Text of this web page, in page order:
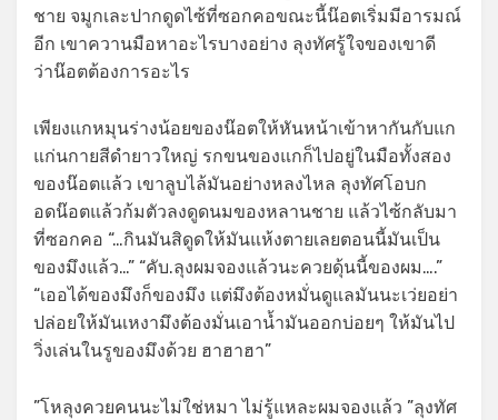
ชาย จมูกเละปากดูดไซ้ที่ซอกคอขณะนี้น๊อตเริ่มมีอารมณ์
อีก เขาควานมือหาอะไรบางอย่าง ลุงทัศรู้ใจของเขาดี
ว่าน๊อตต้องการอะไร
เพียงแกหมุนร่างน้อยของน๊อตให้หันหน้าเข้าหากันกับแก
แก่นกายสีดำยาวใหญ่ รกขนของแกก็ไปอยู่ในมือทั้งสอง
ของน๊อตแล้ว เขาลูบไล้มันอย่างหลงไหล ลุงทัศโอบก
อดน๊อตแล้วก้มตัวลงดูดนมของหลานชาย แล้วไซ้กลับมา
ที่ซอกคอ “…กินมันสิดูดให้มันแห้งตายเลยตอนนี้มันเป็น
ของมึงแล้ว…” “คับ.ลุงผมจองแล้วนะควยดุ้นนี้ของผม….”
“เออได้ของมึงก็ของมึง แต่มึงต้องหมั่นดูแลมันนะเว่ยอย่า
ปล่อยให้มันเหงามึงต้องมั่นเอาน้ำมันออกบ่อยๆ ให้มันไป
วิ่งเล่นในรูของมึงด้วย ฮาฮาฮา”
”โหลุงควยคนนะไม่ใช่หมา ไม่รู้แหละผมจองแล้ว ”ลุงทัศ